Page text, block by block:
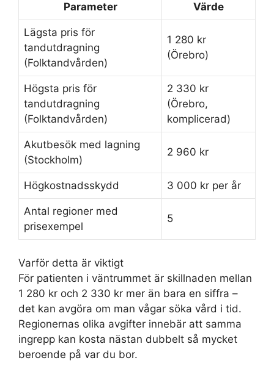
Parameter Värde
Lägsta pris för
tandutdragning
(Folktandvården)
1 280 kr
(Örebro)
Högsta pris för
tandutdragning
(Folktandvården)
2 330 kr
(Örebro,
komplicerad)
Akutbesök med lagning
(Stockholm)
2 960 kr
Högkostnadsskydd 3 000 kr per år
Antal regioner med
prisexempel
5
Varför detta är viktigt
För patienten i väntrummet är skillnaden mellan
1 280 kr och 2 330 kr mer än bara en siffra –
det kan avgöra om man vågar söka vård i tid.
Regionernas olika avgifter innebär att samma
ingrepp kan kosta nästan dubbelt så mycket
beroende på var du bor.